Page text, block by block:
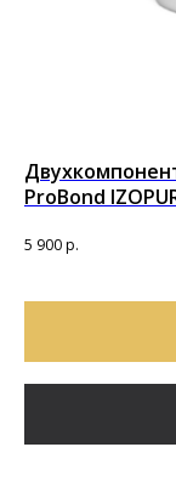
ProBond
5 900р.